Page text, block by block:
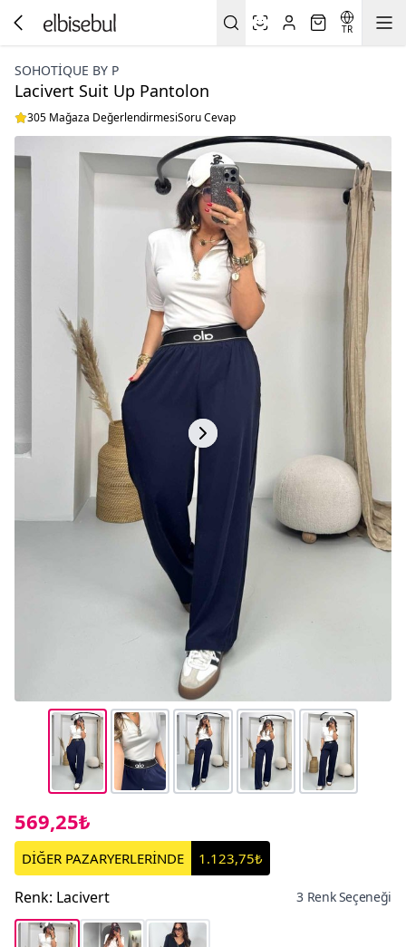
TR
SOHOTIQUE BY P
Lacivert Suit Up Pantolon
305 Mağaza DeğerlendirmesiSoru Cevap
569,25₺
DİĞER PAZARYERLERİNDE 1.123,75₺
Renk: Lacivert 3 Renk Seçeneği